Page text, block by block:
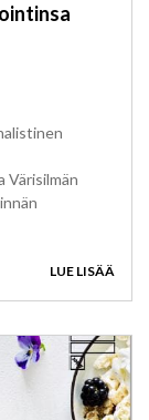
Värisilmän
LUE LISÄÄ